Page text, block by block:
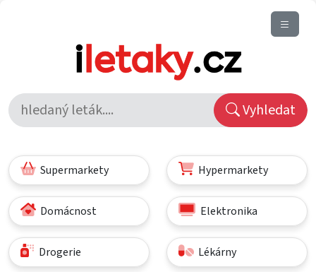
Vyhledat
Supermarkety Hypermarkety
Domácnost Elektronika
Drogerie Lékárny